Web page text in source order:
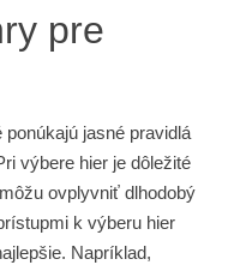
pre
jasné pravidlá
výbere hier je dôležité
ovplyvniť dlhodobý
k výberu hier
Napríklad,